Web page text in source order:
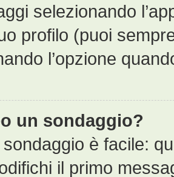
selezionando
profilo (puoi
l’opzione
un sondaggio?
è facile:
il primo